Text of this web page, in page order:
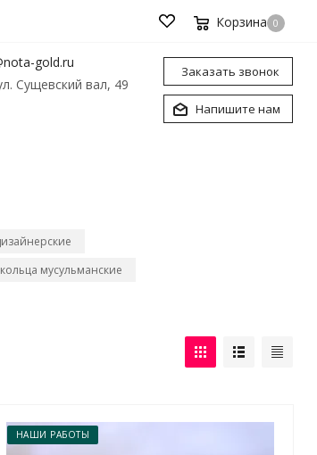
Корзина 0
gold.ru
Сущевский вал, 49
Заказать звонок
Напишите нам
мусульманские
НАШИ РАБОТЫ